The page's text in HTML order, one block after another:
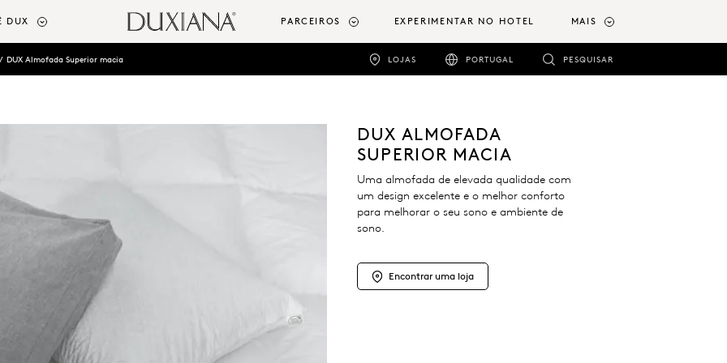
DUX PARCEIROS EXPERIMENTAR NO HOTEL MAIS
LOJAS PORTUGAL PESQUISAR
DUX Almofada Superior macia
DUX ALMOFADA
SUPERIOR MACIA
Uma almofada de elevada qualidade com
um design excelente e o melhor conforto
para melhorar o seu sono e ambiente de
sono.
Encontrar uma loja